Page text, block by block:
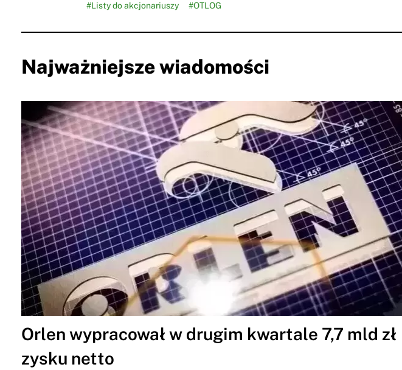
#Listy do akcjonariuszy #OTLOG
Najważniejsze wiadomości
Orlen wypracował w drugim kwartale 7,7 mld zł
zysku netto